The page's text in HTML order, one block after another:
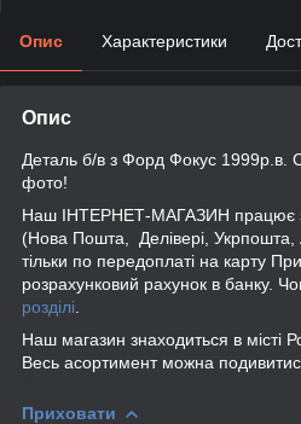
Опис Характеристики
Опис
Деталь б/в з Форд Фокус 1999р.в.
фото!
Наш ІНТЕРНЕТ-МАГАЗИН працює з
(Нова Пошта, Делівері,
тільки по передоплаті на карту
розрахунковий рахунок в банку.
розділі
Наш магазин знаходиться в місті
Весь асортимент можна
Приховати